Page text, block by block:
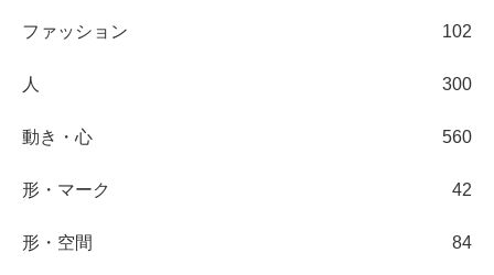
ファッション 102
人 300
動き・心 560
形・マーク 42
形・空間 84